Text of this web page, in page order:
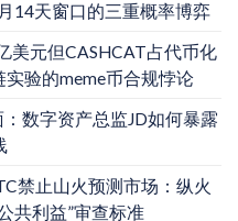
14天窗口的三重概率博弈
美元但CASHCAT占代币化
验的meme币合规悖论
数字资产总监JD如何暴露
禁止山火预测市场：纵火
共利益”审查标准